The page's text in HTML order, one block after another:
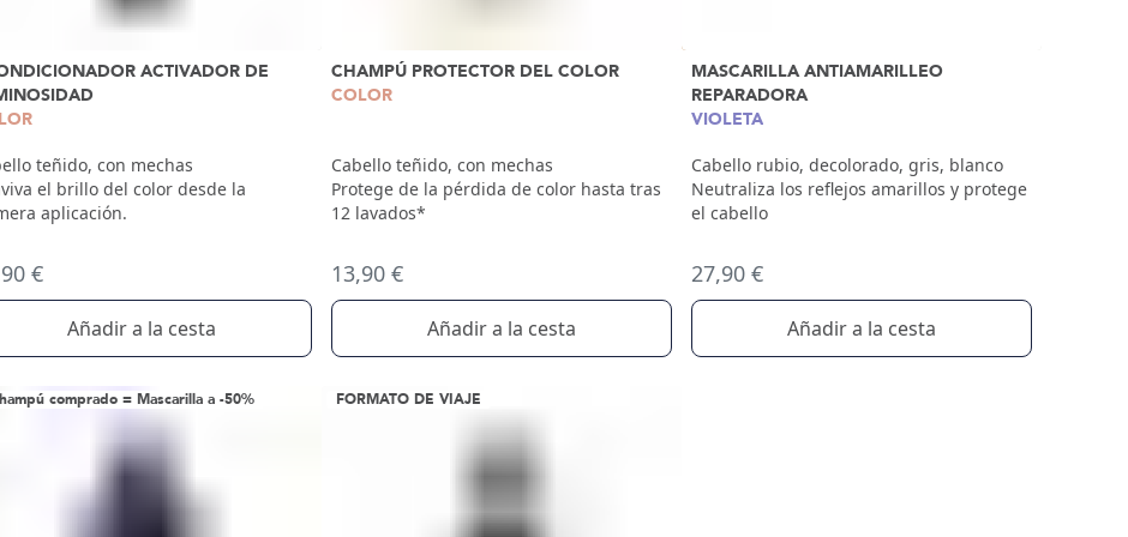
ACTIVADOR DE
teñido, con mechas
el brillo del color desde la
aplicación.
€
Añadir a la cesta
CHAMPÚ PROTECTOR DEL COLOR
COLOR
Cabello teñido, con mechas
Protege de la pérdida de color hasta tras
12 lavados*
13,90 €
Añadir a la cesta
MASCARILLA ANTIAMARILLEO
REPARADORA
VIOLETA
Cabello rubio, decolorado, gris, blanco
Neutraliza los reflejos amarillos y protege
el cabello
27,90 €
Añadir a la cesta
comprado = Mascarilla a -50% FORMATO DE VIAJE